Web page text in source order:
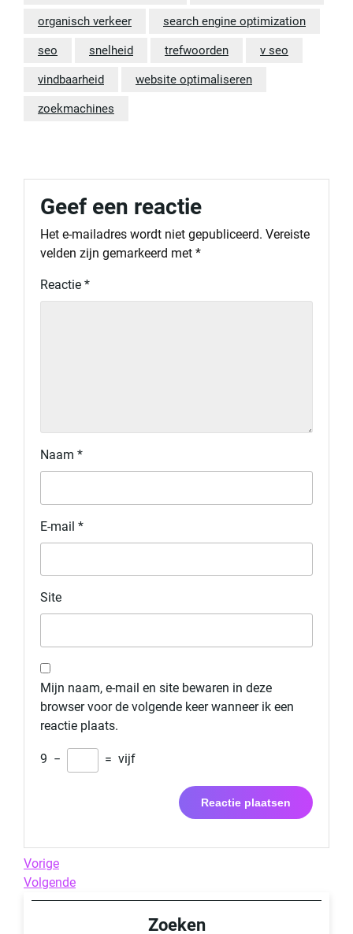
organisch verkeer search engine optimization
seo snelheid trefwoorden v seo
vindbaarheid website optimaliseren
zoekmachines
Geef een reactie
Het e-mailadres wordt niet gepubliceerd. Vereiste
velden zijn gemarkeerd met *
Reactie *
Naam *
E-mail *
Site
Mijn naam, e-mail en site bewaren in deze
browser voor de volgende keer wanneer ik een
reactie plaats.
9 − = vijf
Berichtnavigatie
Previous
Post
Vorige
Next
Post
Volgende
Zoeken